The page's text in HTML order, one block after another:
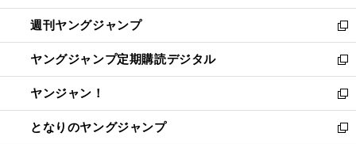
開
く
ウ
で
開
く
ン
ド
ウ
で
開
く
ウ
ィ
ン
ド
ウ
で
開
く
週刊ヤングジャンプ
新
し
い
ウ
ィ
ン
ド
ヤングジャンプ定期購読デジタル
新
し
い
ウ
ィ
ヤンジャン！
新
し
い
となりのヤングジャンプ
新